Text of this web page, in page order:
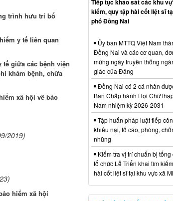
trình hưu trí bổ
y tế liên quan
giữa các bệnh viện
khám bệnh, chữa
xã hội về bảo
2019)
hiểm xã hội
Tiếp tục khảo sát các khu
kiếm, quy tập hài cốt liệt sĩ
phố Đồng Nai
Ủy ban MTTQ Việt Nam
Đồng Nai và các cơ quan,
mừng ngày truyền thống
giáo của Đảng
Đồng Nai có 2 cá nhân
Ban Chấp hành Hội Chữ
Nam nhiệm kỳ 2026-2031
Tập huấn pháp luật tiếp
khiếu nại, tố cáo, phòng,
nhũng
Kiểm tra vị trí chuẩn bị tổng
tổ chức Lễ Triển khai tìm
hài cốt liệt sĩ tại khu vực xã